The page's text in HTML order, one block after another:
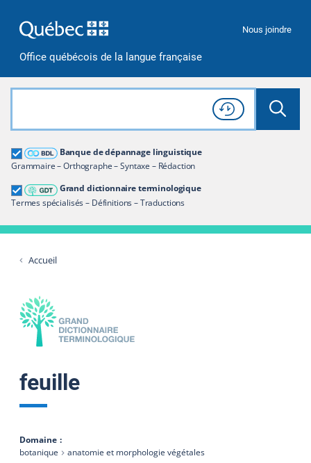
Office québécois de la langue française
Nous joindre
Rechercher dans tout le site
Lancer
Consulter l'
Historique
de recherche
Banque de dépannage linguistique
Grammaire – Orthographe – Syntaxe – Rédaction
Grand dictionnaire terminologique
Termes spécialisés – Définitions – Traductions
Grand dictionnaire terminologique
Restreindre aux termes
Accueil
feuille
Domaine
botanique
anatomie et morphologie végétales